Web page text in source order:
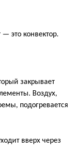
это конвектор.
закрывает
Воздух,
подогревается
вверх через